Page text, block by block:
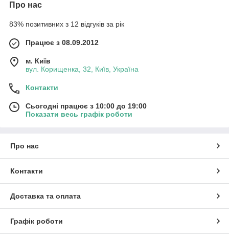
Про нас
83% позитивних з 12 відгуків за рік
Працює з 08.09.2012
м. Київ
вул. Корищенка, 32, Київ, Україна
Контакти
Сьогодні працює з 10:00 до 19:00
Показати весь графік роботи
Про нас
Контакти
Доставка та оплата
Графік роботи